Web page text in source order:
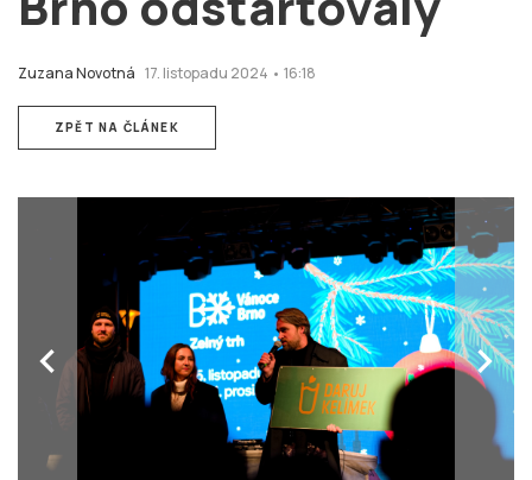
Zuzana Novotná 17. listopadu 2024 • 16:18
ZPĚT NA ČLÁNEK
chevron_left chevron_right